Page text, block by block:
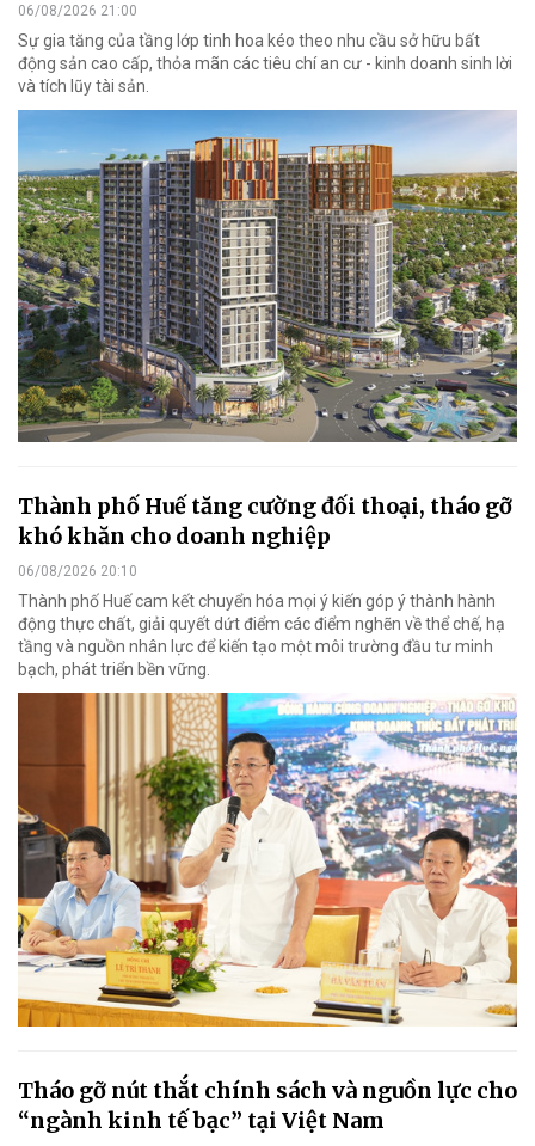
06/08/2026 21:00
Sự gia tăng của tầng lớp tinh hoa kéo theo nhu cầu sở hữu bất
động sản cao cấp, thỏa mãn các tiêu chí an cư - kinh doanh sinh lời
và tích lũy tài sản.
Thành phố Huế tăng cường đối thoại, tháo gỡ
khó khăn cho doanh nghiệp
06/08/2026 20:10
Thành phố Huế cam kết chuyển hóa mọi ý kiến góp ý thành hành
động thực chất, giải quyết dứt điểm các điểm nghẽn về thể chế, hạ
tầng và nguồn nhân lực để kiến tạo một môi trường đầu tư minh
bạch, phát triển bền vững.
Tháo gỡ nút thắt chính sách và nguồn lực cho
“ngành kinh tế bạc” tại Việt Nam